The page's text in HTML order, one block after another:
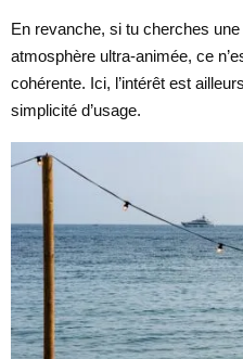
En revanche, si tu cherches
atmosphère ultra-animée, ce
cohérente. Ici, l’intérêt est
simplicité d’usage.